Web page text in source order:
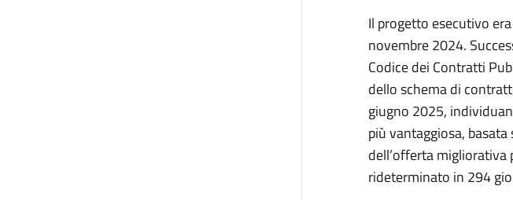
Il progetto esecutivo
novembre 2024.
Codice dei Contratti
dello schema di
giugno 2025,
più vantaggiosa,
dell’offerta migliorativa
rideterminato in 294